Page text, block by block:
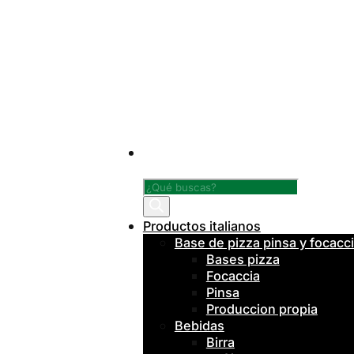
Búsqueda
de
productos
Productos italianos
Base de pizza pinsa y
Bases pizza
Focaccia
Pinsa
Produccion propia
Bebidas
Birra